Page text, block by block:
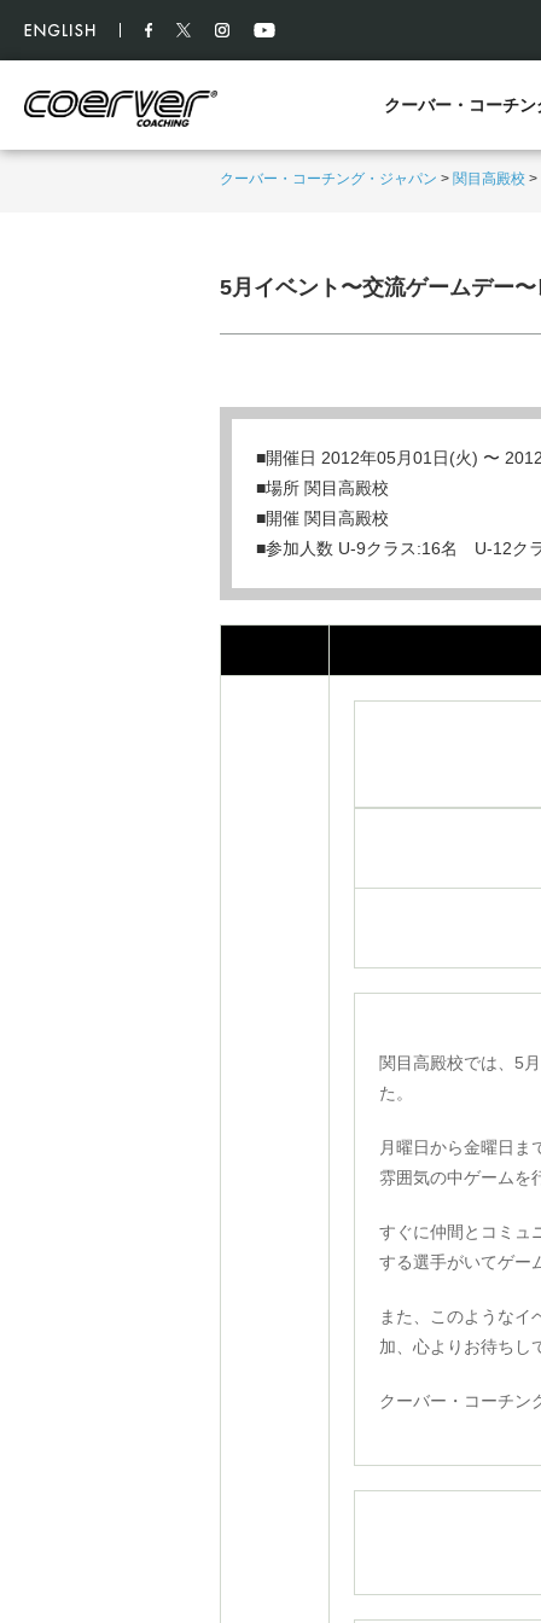
クーバー・コーチン
クーバー・コーチング・ジャパン > 関目高殿校 >
5月イベント〜交流ゲームデー〜
■開催日 2012年05月01日(火) 〜
■場所 関目高殿校
■開催 関目高殿校
■参加人数 U-9クラス:16名 U-12ク
関目高殿校では、5
た。
月曜日から金曜日ま
雰囲気の中ゲームを
すぐに仲間とコミュ
する選手がいてゲー
また、このようなイ
加、心よりお待ちし
クーバー・コーチン